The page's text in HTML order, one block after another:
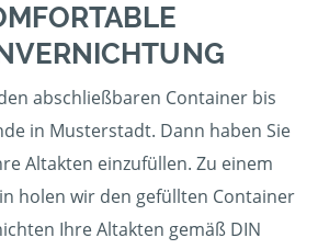
abschließbaren Container bis
in Musterstadt. Dann haben Sie
Altakten einzufüllen. Zu einem
holen wir den gefüllten Container
Ihre Altakten gemäß DIN